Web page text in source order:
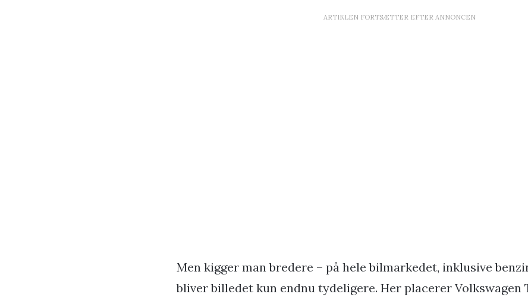
ARTIKLEN FORTSÆTTER EFTER ANNONCEN
Men kigger man bredere – på hele bilmarkedet, inklusive
bliver billedet kun endnu tydeligere. Her placerer Volkswagen